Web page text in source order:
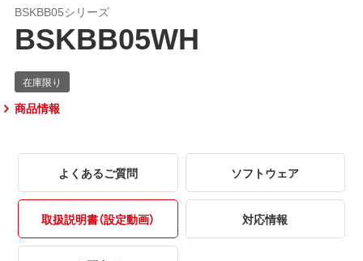
BSKBB05シリーズ
BSKBB05WH
商品情報
よくあるご質問 ソフトウェア
取扱説明書（設定動画） 対応情報